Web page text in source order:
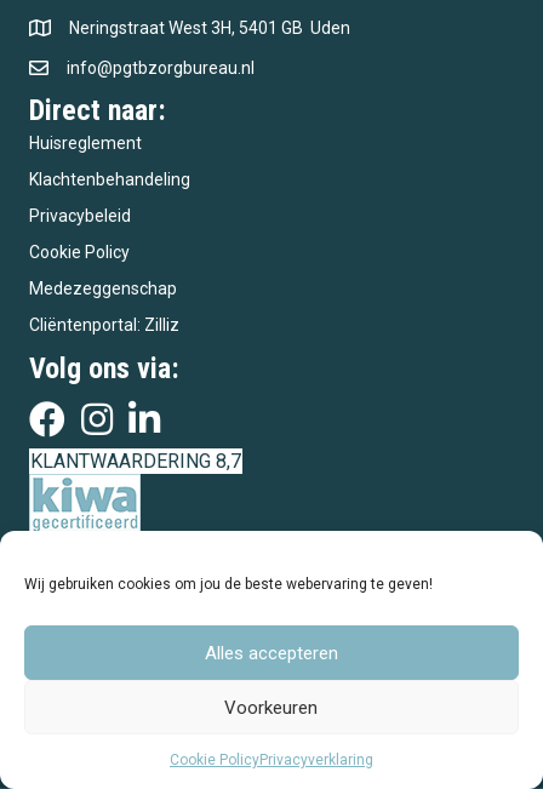
Wij gebruiken cookies om jou de beste webervaring te geven!
Alles accepteren
Voorkeuren
Cookie PolicyPrivacyverklaring
Neringstraat West 3H, 5401 GB Uden
info@pgtbzorgbureau.nl
Direct naar:
Huisreglement
Klachtenbehandeling
Privacybeleid
Cookie Policy
Medezeggenschap
Cliëntenportal: Zilliz
Volg ons via:
KLANTWAARDERING 8,7
© 2026 PGTB Zorgbureau. All Rights Reserved. | Webbouw: